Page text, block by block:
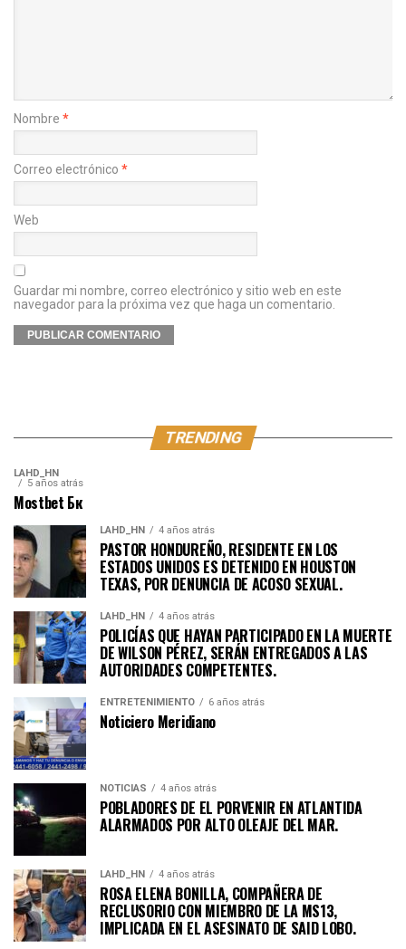
Nombre *
Correo electrónico *
Web
Guardar mi nombre, correo electrónico y sitio web en este
navegador para la próxima vez que haga un comentario.
TRENDING
LAHD_HN
5 años atrás
Mostbet Бк
LAHD_HN 4 años atrás
PASTOR HONDUREÑO, RESIDENTE EN LOS
ESTADOS UNIDOS ES DETENIDO EN HOUSTON
TEXAS, POR DENUNCIA DE ACOSO SEXUAL.
LAHD_HN 4 años atrás
POLICÍAS QUE HAYAN PARTICIPADO EN LA MUERTE
DE WILSON PÉREZ, SERÁN ENTREGADOS A LAS
AUTORIDADES COMPETENTES.
ENTRETENIMIENTO 6 años atrás
Noticiero Meridiano
NOTICIAS 4 años atrás
POBLADORES DE EL PORVENIR EN ATLANTIDA
ALARMADOS POR ALTO OLEAJE DEL MAR.
LAHD_HN 4 años atrás
ROSA ELENA BONILLA, COMPAÑERA DE
RECLUSORIO CON MIEMBRO DE LA MS13,
IMPLICADA EN EL ASESINATO DE SAID LOBO.